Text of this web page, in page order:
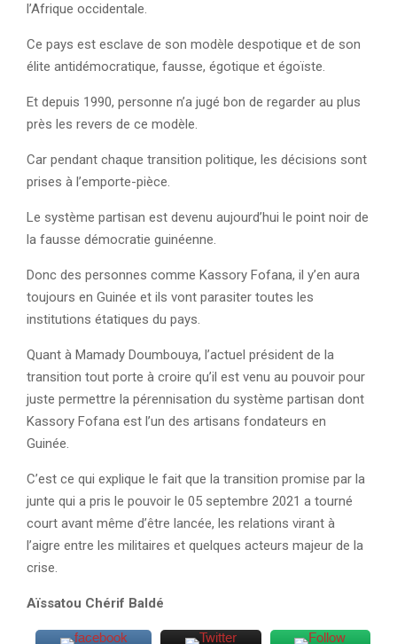
l’Afrique occidentale.
Ce pays est esclave de son modèle despotique et de son
élite antidémocratique, fausse, égotique et égoïste.
Et depuis 1990, personne n’a jugé bon de regarder au plus
près les revers de ce modèle.
Car pendant chaque transition politique, les décisions sont
prises à l’emporte-pièce.
Le système partisan est devenu aujourd’hui le point noir de
la fausse démocratie guinéenne.
Donc des personnes comme Kassory Fofana, il y’en aura
toujours en Guinée et ils vont parasiter toutes les
institutions étatiques du pays.
Quant à Mamady Doumbouya, l’actuel président de la
transition tout porte à croire qu’il est venu au pouvoir pour
juste permettre la pérennisation du système partisan dont
Kassory Fofana est l’un des artisans fondateurs en
Guinée.
C’est ce qui explique le fait que la transition promise par la
junte qui a pris le pouvoir le 05 septembre 2021 a tourné
court avant même d’être lancée, les relations virant à
l’aigre entre les militaires et quelques acteurs majeur de la
crise.
Aïssatou Chérif Baldé